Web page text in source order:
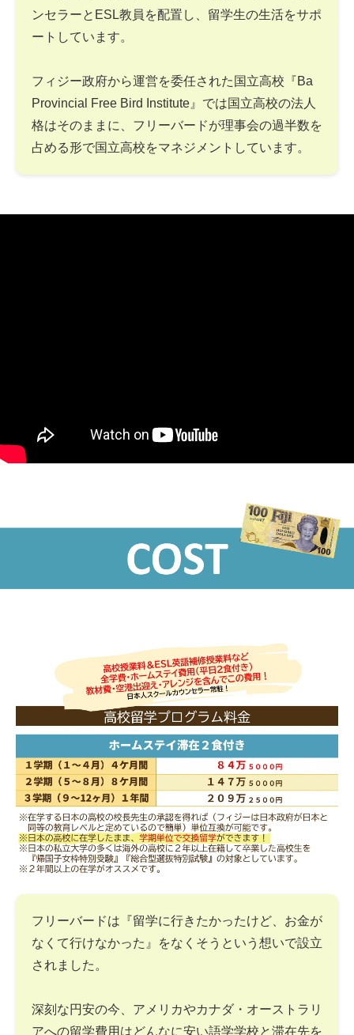
ンセラーとESL教員を配置し、留学生の生活をサポ
ートしています。
フィジー政府から運営を委任された国立高校『Ba
Provincial Free Bird Institute』では国立高校の法人
格はそのままに、フリーバードが理事会の過半数を
占める形で国立高校をマネジメントしています。
フリーバードは『留学に行きたかったけど、お金が
なくて行けなかった』をなくそうという想いで設立
されました。
深刻な円安の今、アメリカやカナダ・オーストラリ
アへの留学費用はどんなに安い語学学校と滞在先を